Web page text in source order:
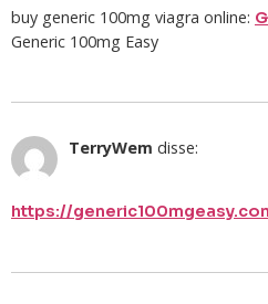
buy generic 100mg viagra online:
Generic 100mg Easy
TerryWem disse:
https://